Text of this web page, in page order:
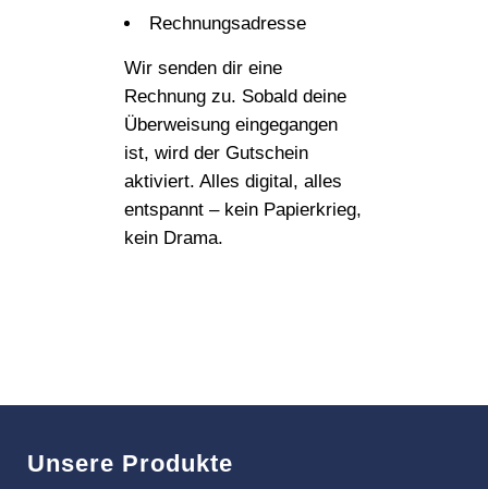
Rechnungsadresse
Wir senden dir eine
Rechnung zu. Sobald deine
Überweisung eingegangen
ist, wird der Gutschein
aktiviert. Alles digital, alles
entspannt – kein Papierkrieg,
kein Drama.
Unsere Produkte